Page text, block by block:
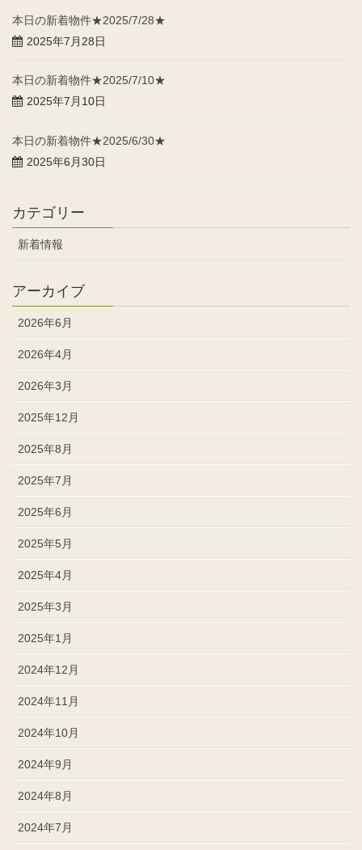
本日の新着物件★2025/7/28★
2025年7月28日
本日の新着物件★2025/7/10★
2025年7月10日
本日の新着物件★2025/6/30★
2025年6月30日
カテゴリー
新着情報
アーカイブ
2026年6月
2026年4月
2026年3月
2025年12月
2025年8月
2025年7月
2025年6月
2025年5月
2025年4月
2025年3月
2025年1月
2024年12月
2024年11月
2024年10月
2024年9月
2024年8月
2024年7月